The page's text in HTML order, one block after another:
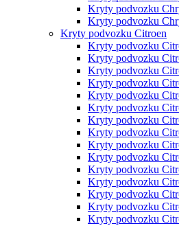
Kryty podvozku
Kryty podvozku
Kryty podvozku Citroen
Kryty podvozku
Kryty podvozku
Kryty podvozku
Kryty podvozku
Kryty podvozku
Kryty podvozku
Kryty podvozku
Kryty podvozku
Kryty podvozku
Kryty podvozku
Kryty podvozku
Kryty podvozku
Kryty podvozku
Kryty podvozku
Kryty podvozku